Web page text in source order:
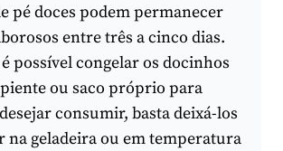
pé doces podem permanecer
entre três a cinco dias.
possível congelar os docinhos
ou saco próprio para
consumir, basta deixá-los
na geladeira ou em temperatura